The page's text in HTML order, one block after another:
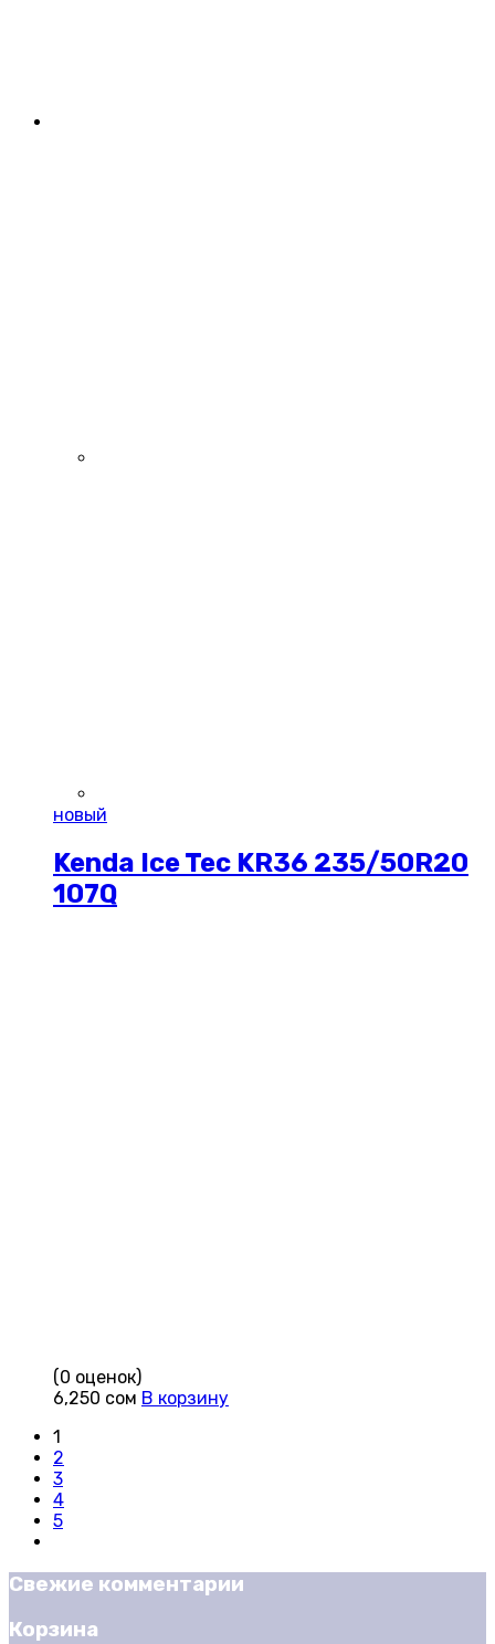
новый
Kenda Ice Tec KR36 235/50R20
107Q
(0 оценок)
6,250 сом В корзину
1
2
3
4
5
Свежие комментарии
Корзина